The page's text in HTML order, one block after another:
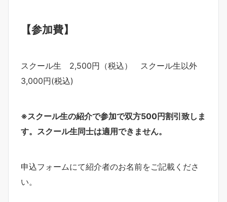
【参加費】
スクール生 2,500円（税込） スクール生以外
3,000円(税込)
※スクール生の紹介で参加で双方500円割引致しま
す。スクール生同士は適用できません。
申込フォームにて紹介者のお名前をご記載くださ
い。